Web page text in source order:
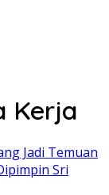
Kerja